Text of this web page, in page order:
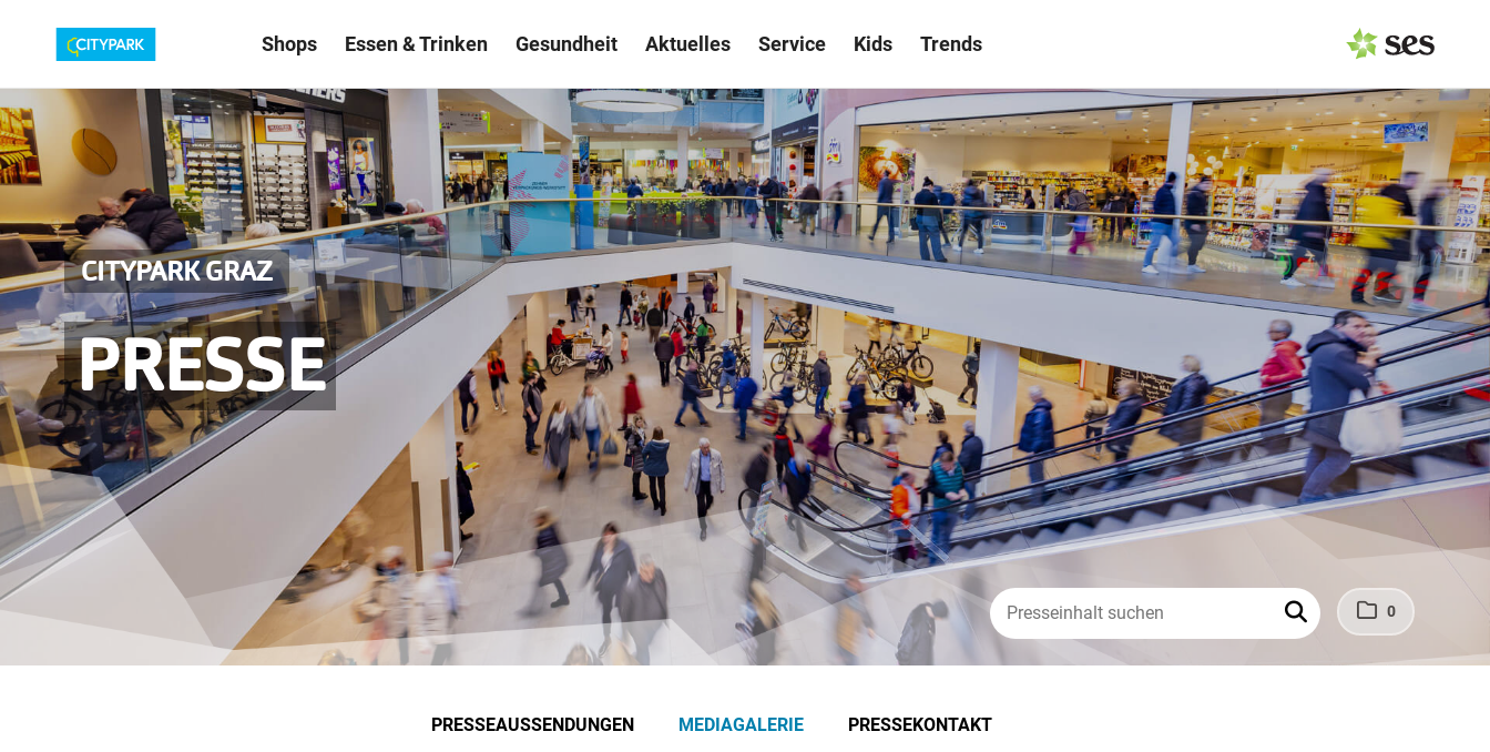
Shops Essen & Trinken Gesundheit Aktuelles Service Kids Trends
0
CITYPARK GRAZ
PRESSE
PRESSEAUSSENDUNGEN MEDIAGALERIE PRESSEKONTAKT